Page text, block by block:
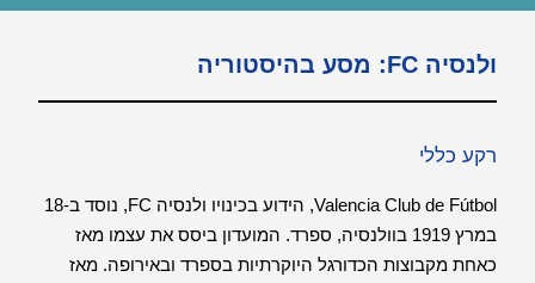
ולנסיה FC: מסע בהיסטוריה
רקע כללי
Valencia Club de Fútbol, ​​הידוע בכינויו ולנסיה FC, נוסד ב-18
במרץ 1919 בוולנסיה, ספרד. המועדון ביסס את עצמו מאז
כאחת מקבוצות הכדורגל היוקרתיות בספרד ובאירופה. מאז